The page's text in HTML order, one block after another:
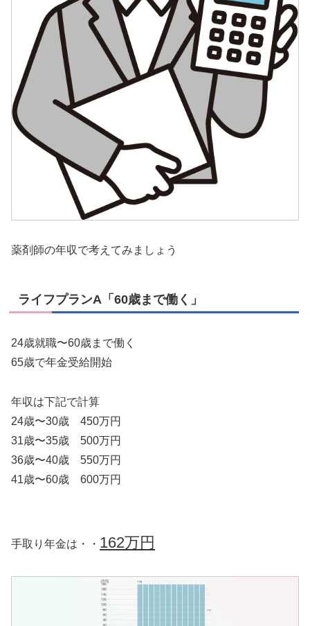
薬剤師の年収で考えてみましょう
ライフプランA「60歳まで働く」
24歳就職〜60歳まで働く
65歳で年金受給開始
年収は下記で計算
24歳〜30歳 450万円
31歳〜35歳 500万円
36歳〜40歳 550万円
41歳〜60歳 600万円
手取り年金は・・ 162万円